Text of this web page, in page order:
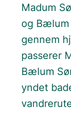
Madum
og Bælum
gennem
passerer
Bælum
yndet